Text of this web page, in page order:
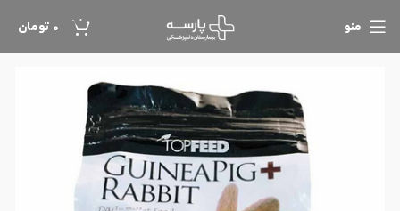
منو 0
0 تومان